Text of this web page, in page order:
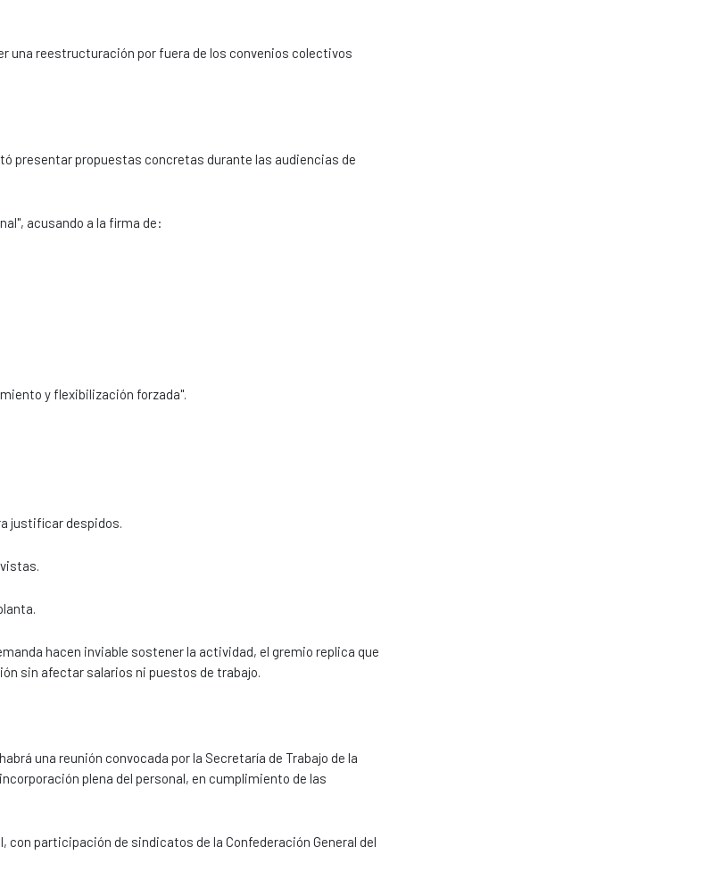
una reestructuración por fuera de los convenios colectivos
presentar propuestas concretas durante las audiencias de
acusando a la firma de:
y flexibilización forzada".
justificar despidos.
hacen inviable sostener la actividad, el gremio replica que
sin afectar salarios ni puestos de trabajo.
una reunión convocada por la Secretaría de Trabajo de la
plena del personal, en cumplimiento de las
con participación de sindicatos de la Confederación General del